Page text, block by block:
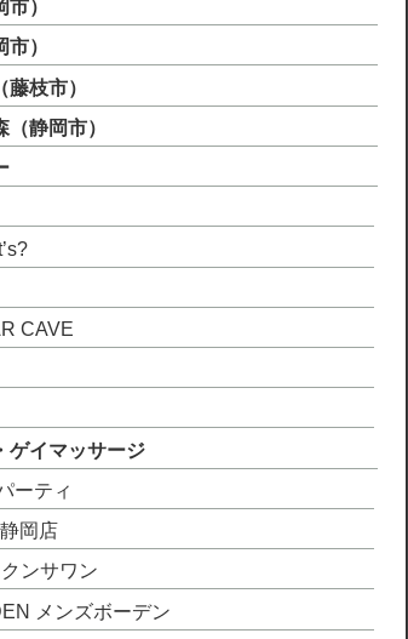
）
）
枝市）
静岡市）
CAVE
ゲイマッサージ
ーティ
岡店
ンサワン
メンズボーデン